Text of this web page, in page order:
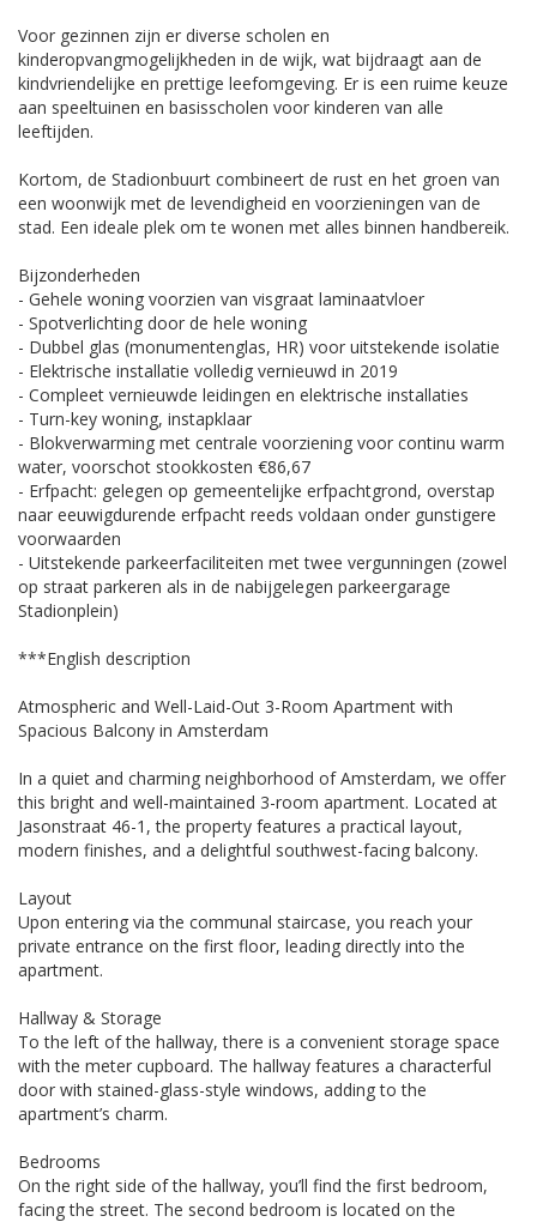
Voor gezinnen zijn er diverse scholen en
kinderopvangmogelijkheden in de wijk, wat bijdraagt aan de
kindvriendelijke en prettige leefomgeving. Er is een ruime keuze
aan speeltuinen en basisscholen voor kinderen van alle
leeftijden.
Kortom, de Stadionbuurt combineert de rust en het groen van
een woonwijk met de levendigheid en voorzieningen van de
stad. Een ideale plek om te wonen met alles binnen handbereik.
Bijzonderheden
- Gehele woning voorzien van visgraat laminaatvloer
- Spotverlichting door de hele woning
- Dubbel glas (monumentenglas, HR) voor uitstekende isolatie
- Elektrische installatie volledig vernieuwd in 2019
- Compleet vernieuwde leidingen en elektrische installaties
- Turn-key woning, instapklaar
- Blokverwarming met centrale voorziening voor continu warm
water, voorschot stookkosten €86,67
- Erfpacht: gelegen op gemeentelijke erfpachtgrond, overstap
naar eeuwigdurende erfpacht reeds voldaan onder gunstigere
voorwaarden
- Uitstekende parkeerfaciliteiten met twee vergunningen (zowel
op straat parkeren als in de nabijgelegen parkeergarage
Stadionplein)
***English description
Atmospheric and Well-Laid-Out 3-Room Apartment with
Spacious Balcony in Amsterdam
In a quiet and charming neighborhood of Amsterdam, we offer
this bright and well-maintained 3-room apartment. Located at
Jasonstraat 46-1, the property features a practical layout,
modern finishes, and a delightful southwest-facing balcony.
Layout
Upon entering via the communal staircase, you reach your
private entrance on the first floor, leading directly into the
apartment.
Hallway & Storage
To the left of the hallway, there is a convenient storage space
with the meter cupboard. The hallway features a characterful
door with stained-glass-style windows, adding to the
apartment’s charm.
Bedrooms
On the right side of the hallway, you’ll find the first bedroom,
facing the street. The second bedroom is located on the